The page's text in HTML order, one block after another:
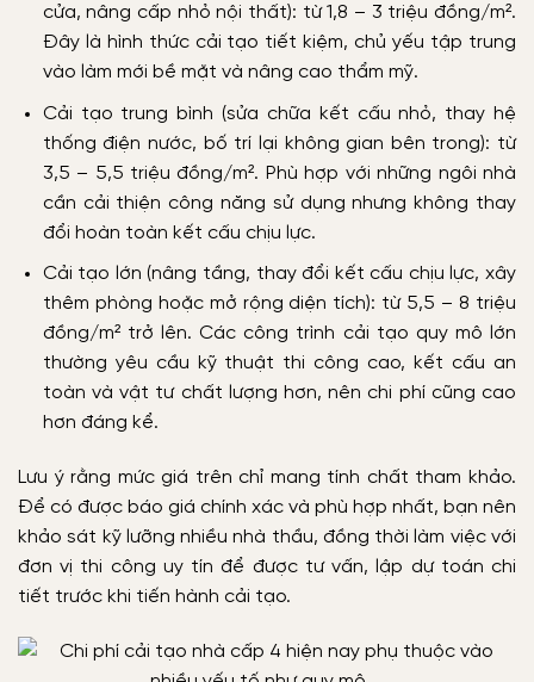
cửa, nâng cấp nhỏ nội thất): từ 1,8 – 3 triệu đồng/m².
Đây là hình thức cải tạo tiết kiệm, chủ yếu tập trung
vào làm mới bề mặt và nâng cao thẩm mỹ.
Cải tạo trung bình (sửa chữa kết cấu nhỏ, thay hệ
thống điện nước, bố trí lại không gian bên trong): từ
3,5 – 5,5 triệu đồng/m². Phù hợp với những ngôi nhà
cần cải thiện công năng sử dụng nhưng không thay
đổi hoàn toàn kết cấu chịu lực.
Cải tạo lớn (nâng tầng, thay đổi kết cấu chịu lực, xây
thêm phòng hoặc mở rộng diện tích): từ 5,5 – 8 triệu
đồng/m² trở lên. Các công trình cải tạo quy mô lớn
thường yêu cầu kỹ thuật thi công cao, kết cấu an
toàn và vật tư chất lượng hơn, nên chi phí cũng cao
hơn đáng kể.
Lưu ý rằng mức giá trên chỉ mang tính chất tham khảo.
Để có được báo giá chính xác và phù hợp nhất, bạn nên
khảo sát kỹ lưỡng nhiều nhà thầu, đồng thời làm việc với
đơn vị thi công uy tín để được tư vấn, lập dự toán chi
tiết trước khi tiến hành cải tạo.